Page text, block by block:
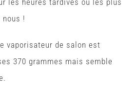
les heures tardives ou les plus
nous !
vaporisateur de salon est
370 grammes mais semble